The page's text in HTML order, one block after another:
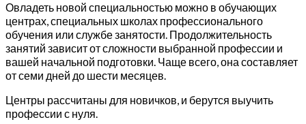
Овладеть новой специальностью можно в обучающих
центрах, специальных школах профессионального
обучения или службе занятости. Продолжительность
занятий зависит от сложности выбранной профессии и
вашей начальной подготовки. Чаще всего, она составляет
от семи дней до шести месяцев.
Центры рассчитаны для новичков, и берутся выучить
профессии с нуля.